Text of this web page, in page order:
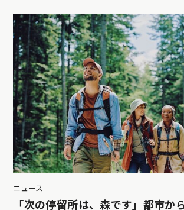
ニュース
「次の停留所は、森です」都市か